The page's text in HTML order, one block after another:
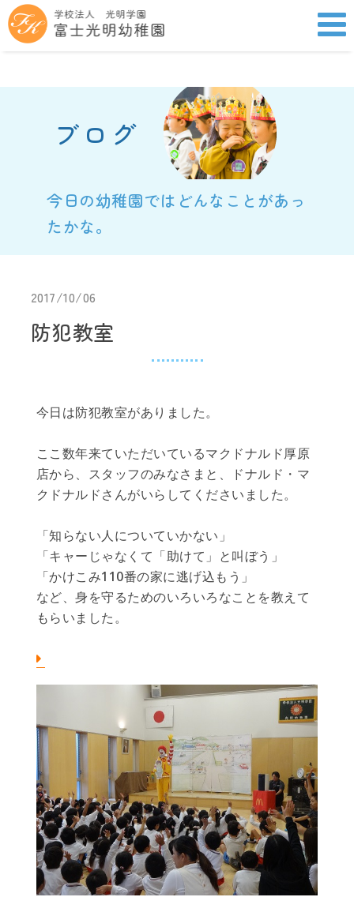
ブログ
今日の幼稚園ではどんなことがあっ
たかな。
2017/10/06
防犯教室
今日は防犯教室がありました。
ここ数年来ていただいているマクドナルド厚原
店から、スタッフのみなさまと、ドナルド・マ
クドナルドさんがいらしてくださいました。
「知らない人についていかない」
「キャーじゃなくて「助けて」と叫ぼう」
「かけこみ110番の家に逃げ込もう」
など、身を守るためのいろいろなことを教えて
もらいました。